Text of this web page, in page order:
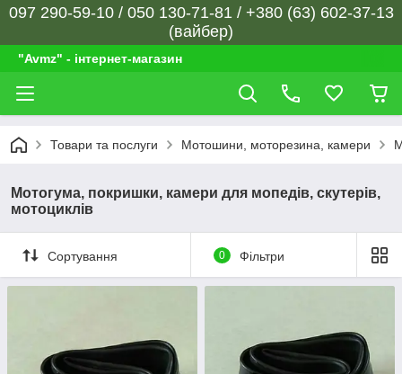
097 290-59-10 / 050 130-71-81 / +380 (63) 602-37-13
(вайбер)
"Avmz" - інтернет-магазин
Товари та послуги Мотошини, моторезина, камери
Мотогума, покришки, камери для мопедів, скутерів,
мотоциклів
Сортування 0 Фільтри